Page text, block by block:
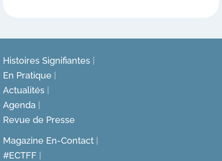
Histoires Signifiantes
En Pratique
Actualités
Agenda
Revue de Presse
Magazine En-Contact
#ECTFF